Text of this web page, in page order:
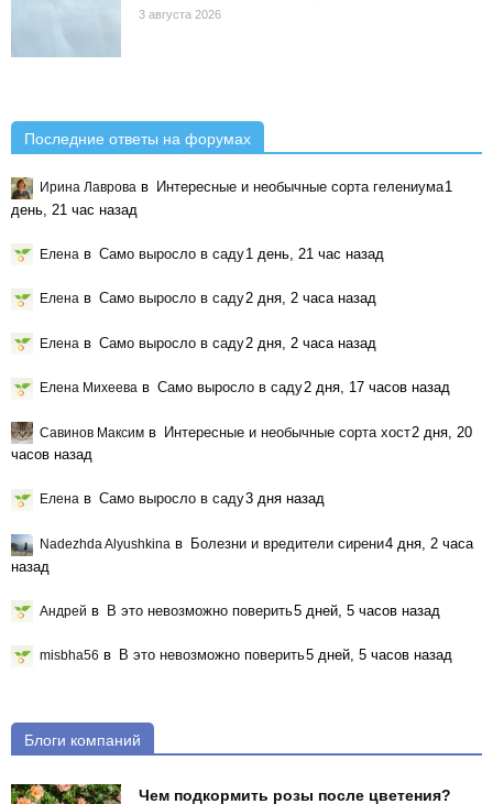
3 августа 2026
Последние ответы на форумах
Ирина Лаврова в Интересные и необычные сорта гелениума1
день, 21 час назад
Елена в Само выросло в саду1 день, 21 час назад
Елена в Само выросло в саду2 дня, 2 часа назад
Елена в Само выросло в саду2 дня, 2 часа назад
Елена Михеева в Само выросло в саду2 дня, 17 часов назад
Савинов Максим в Интересные и необычные сорта хост2 дня, 20
часов назад
Елена в Само выросло в саду3 дня назад
Nadezhda Alyushkina в Болезни и вредители сирени4 дня, 2 часа
назад
Андрей в В это невозможно поверить5 дней, 5 часов назад
misbha56 в В это невозможно поверить5 дней, 5 часов назад
Блоги компаний
Чем подкормить розы после цветения?